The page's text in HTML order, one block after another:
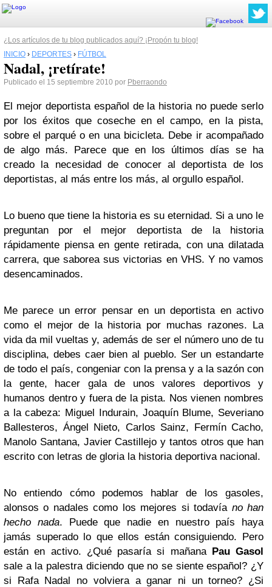
¿Los artículos de tu blog publicados aquí? ¡Propón tu blog!
INICIO › DEPORTES › FÚTBOL
Nadal, ¡retírate!
Publicado el 15 septiembre 2010 por Pberraondo
El mejor deportista español de la historia no puede serlo
por los éxitos que coseche en el campo, en la pista,
sobre el parqué o en una bicicleta. Debe ir acompañado
de algo más. Parece que en los últimos días se ha
creado la necesidad de conocer al deportista de los
deportistas, al más entre los más, al orgullo español.
Lo bueno que tiene la historia es su eternidad. Si a uno le
preguntan por el mejor deportista de la historia
rápidamente piensa en gente retirada, con una dilatada
carrera, que saborea sus victorias en VHS. Y no vamos
desencaminados.
Me parece un error pensar en un deportista en activo
como el mejor de la historia por muchas razones. La
vida da mil vueltas y, además de ser el número uno de tu
disciplina, debes caer bien al pueblo. Ser un estandarte
de todo el país, congeniar con la prensa y a la sazón con
la gente, hacer gala de unos valores deportivos y
humanos dentro y fuera de la pista. Nos vienen nombres
a la cabeza: Miguel Indurain, Joaquín Blume, Severiano
Ballesteros, Ángel Nieto, Carlos Sainz, Fermín Cacho,
Manolo Santana, Javier Castillejo y tantos otros que han
escrito con letras de gloria la historia deportiva nacional.
No entiendo cómo podemos hablar de los gasoles,
alonsos o nadales como los mejores si todavía no han
hecho nada. Puede que nadie en nuestro país haya
jamás superado lo que ellos están consiguiendo. Pero
están en activo. ¿Qué pasaría si mañana Pau Gasol
sale a la palestra diciendo que no se siente español? ¿Y
si Rafa Nadal no volviera a ganar ni un torneo? ¿Si